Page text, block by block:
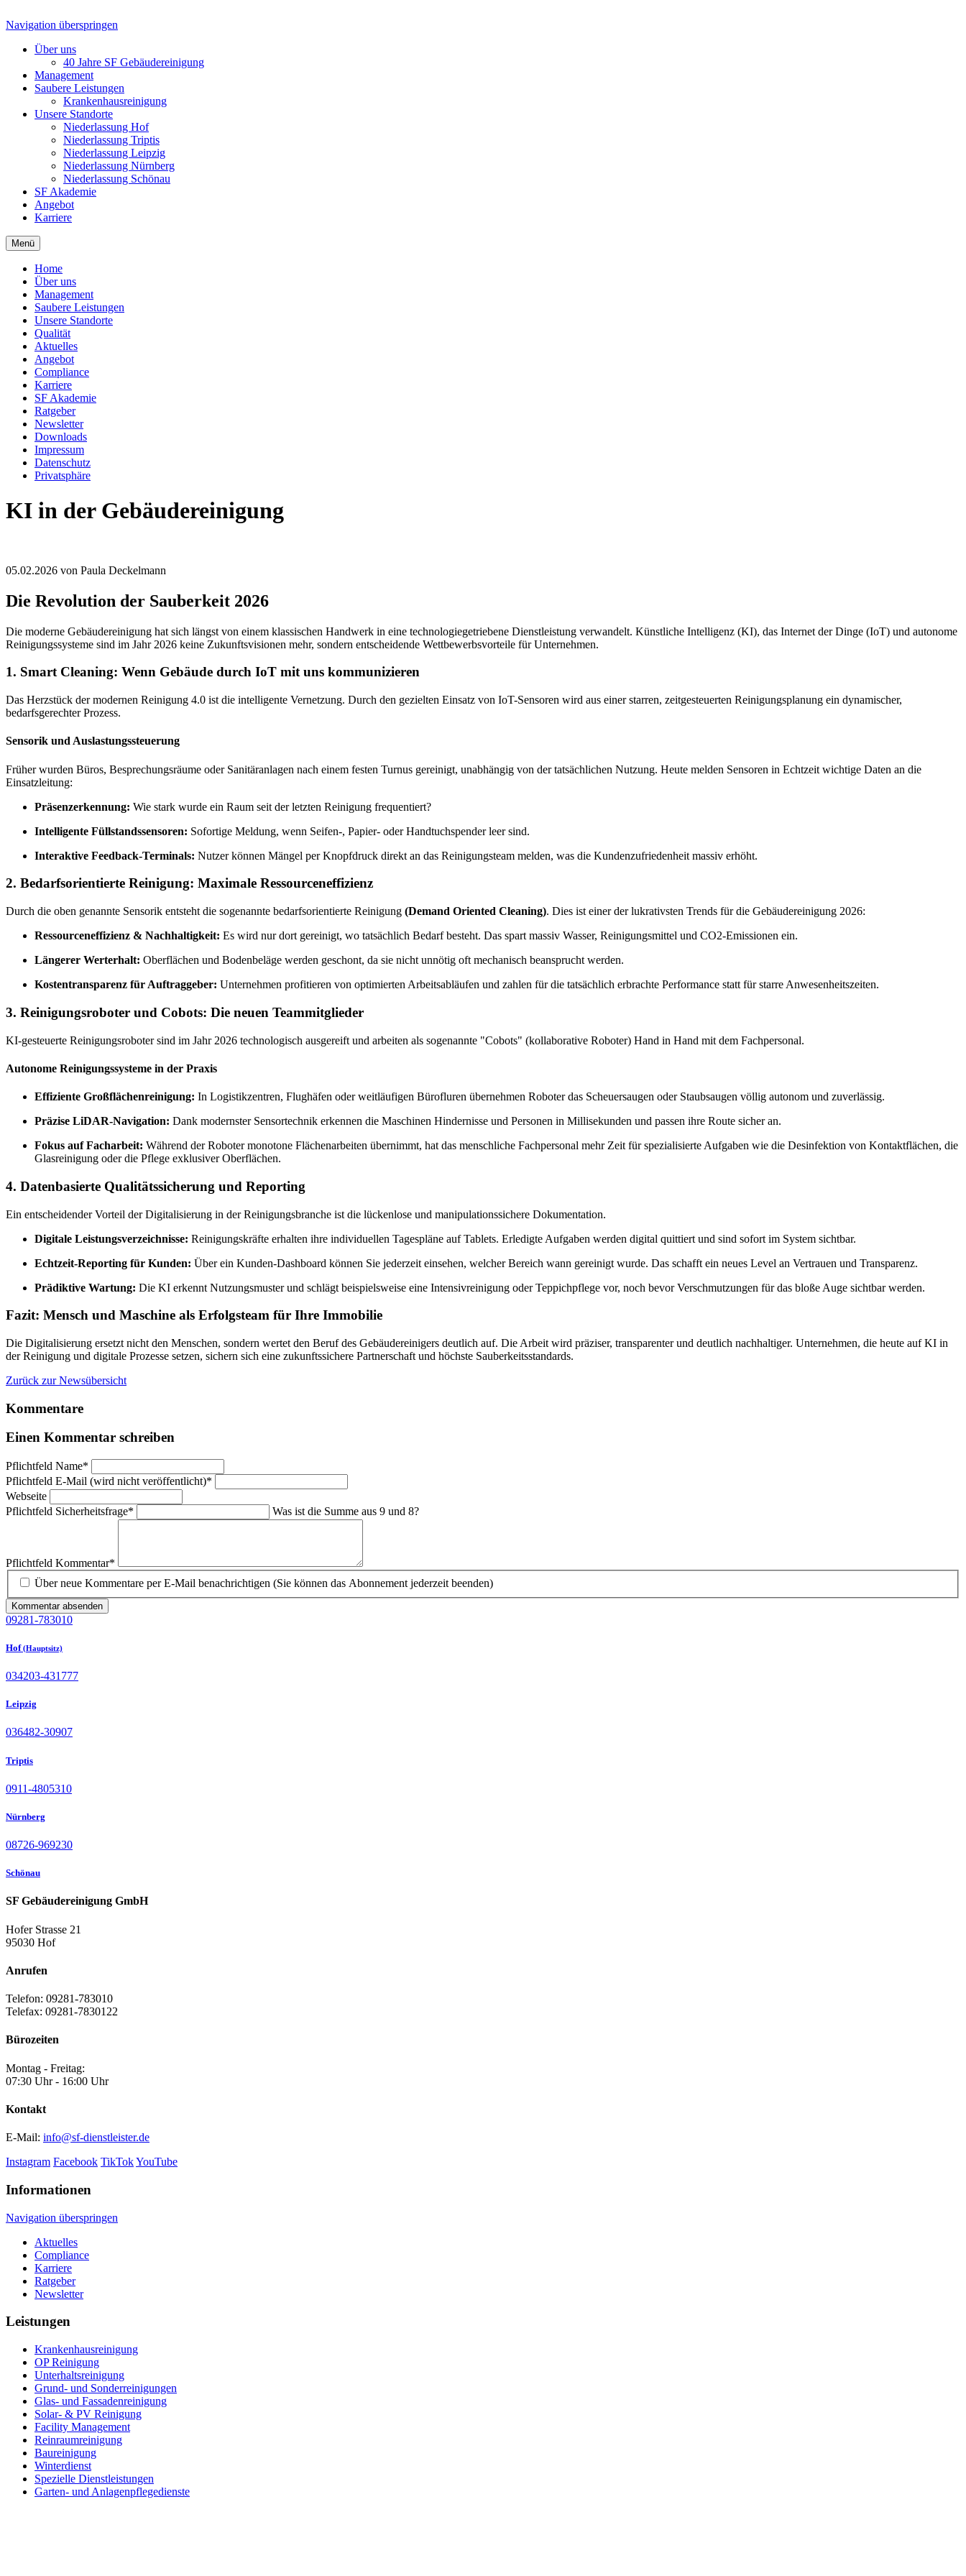
Navigation überspringen
Über uns
40 Jahre SF Gebäudereinigung
Management
Saubere Leistungen
Krankenhausreinigung
Unsere Standorte
Niederlassung Hof
Niederlassung Triptis
Niederlassung Leipzig
Niederlassung Nürnberg
Niederlassung Schönau
SF Akademie
Angebot
Karriere
Menü
Home
Über uns
Management
Saubere Leistungen
Unsere Standorte
Qualität
Aktuelles
Angebot
Compliance
Karriere
SF Akademie
Ratgeber
Newsletter
Downloads
Impressum
Datenschutz
Privatsphäre
KI in der Gebäudereinigung
05.02.2026 von Paula Deckelmann
Die Revolution der Sauberkeit 2026
Die moderne Gebäudereinigung hat sich längst von einem klassischen Handwerk in eine technologiegetriebene Dienstleistung verwandelt. Künstliche Intelligenz (KI), das Internet der Dinge (IoT) und autonome
Reinigungssysteme sind im Jahr 2026 keine Zukunftsvisionen mehr, sondern entscheidende Wettbewerbsvorteile für Unternehmen.
1. Smart Cleaning: Wenn Gebäude durch IoT mit uns kommunizieren
Das Herzstück der modernen Reinigung 4.0 ist die intelligente Vernetzung. Durch den gezielten Einsatz von IoT-Sensoren wird aus einer starren, zeitgesteuerten Reinigungsplanung ein dynamischer,
bedarfsgerechter Prozess.
Sensorik und Auslastungssteuerung
Früher wurden Büros, Besprechungsräume oder Sanitäranlagen nach einem festen Turnus gereinigt, unabhängig von der tatsächlichen Nutzung. Heute melden Sensoren in Echtzeit wichtige Daten an die
Einsatzleitung:
Präsenzerkennung: Wie stark wurde ein Raum seit der letzten Reinigung frequentiert?
Intelligente Füllstandssensoren: Sofortige Meldung, wenn Seifen-, Papier- oder Handtuchspender leer sind.
Interaktive Feedback-Terminals: Nutzer können Mängel per Knopfdruck direkt an das Reinigungsteam melden, was die Kundenzufriedenheit massiv erhöht.
2. Bedarfsorientierte Reinigung: Maximale Ressourceneffizienz
Durch die oben genannte Sensorik entsteht die sogenannte bedarfsorientierte Reinigung (Demand Oriented Cleaning). Dies ist einer der lukrativsten Trends für die Gebäudereinigung 2026:
Ressourceneffizienz & Nachhaltigkeit: Es wird nur dort gereinigt, wo tatsächlich Bedarf besteht. Das spart massiv Wasser, Reinigungsmittel und CO2-Emissionen ein.
Längerer Werterhalt: Oberflächen und Bodenbeläge werden geschont, da sie nicht unnötig oft mechanisch beansprucht werden.
Kostentransparenz für Auftraggeber: Unternehmen profitieren von optimierten Arbeitsabläufen und zahlen für die tatsächlich erbrachte Performance statt für starre Anwesenheitszeiten.
3. Reinigungsroboter und Cobots: Die neuen Teammitglieder
KI-gesteuerte Reinigungsroboter sind im Jahr 2026 technologisch ausgereift und arbeiten als sogenannte "Cobots" (kollaborative Roboter) Hand in Hand mit dem Fachpersonal.
Autonome Reinigungssysteme in der Praxis
Effiziente Großflächenreinigung: In Logistikzentren, Flughäfen oder weitläufigen Bürofluren übernehmen Roboter das Scheuersaugen oder Staubsaugen völlig autonom und zuverlässig.
Präzise LiDAR-Navigation: Dank modernster Sensortechnik erkennen die Maschinen Hindernisse und Personen in Millisekunden und passen ihre Route sicher an.
Fokus auf Facharbeit: Während der Roboter monotone Flächenarbeiten übernimmt, hat das menschliche Fachpersonal mehr Zeit für spezialisierte Aufgaben wie die Desinfektion von Kontaktflächen, die
Glasreinigung oder die Pflege exklusiver Oberflächen.
4. Datenbasierte Qualitätssicherung und Reporting
Ein entscheidender Vorteil der Digitalisierung in der Reinigungsbranche ist die lückenlose und manipulationssichere Dokumentation.
Digitale Leistungsverzeichnisse: Reinigungskräfte erhalten ihre individuellen Tagespläne auf Tablets. Erledigte Aufgaben werden digital quittiert und sind sofort im System sichtbar.
Echtzeit-Reporting für Kunden: Über ein Kunden-Dashboard können Sie jederzeit einsehen, welcher Bereich wann gereinigt wurde. Das schafft ein neues Level an Vertrauen und Transparenz.
Prädiktive Wartung: Die KI erkennt Nutzungsmuster und schlägt beispielsweise eine Intensivreinigung oder Teppichpflege vor, noch bevor Verschmutzungen für das bloße Auge sichtbar werden.
Fazit: Mensch und Maschine als Erfolgsteam für Ihre Immobilie
Die Digitalisierung ersetzt nicht den Menschen, sondern wertet den Beruf des Gebäudereinigers deutlich auf. Die Arbeit wird präziser, transparenter und deutlich nachhaltiger. Unternehmen, die heute auf KI in
der Reinigung und digitale Prozesse setzen, sichern sich eine zukunftssichere Partnerschaft und höchste Sauberkeitsstandards.
Zurück zur Newsübersicht
Kommentare
Einen Kommentar schreiben
Pflichtfeld Name*
Pflichtfeld E-Mail (wird nicht veröffentlicht)*
Webseite
Pflichtfeld Sicherheitsfrage* Was ist die Summe aus 9 und 8?
Pflichtfeld Kommentar*
Über neue Kommentare per E-Mail benachrichtigen (Sie können das Abonnement jederzeit beenden)
Kommentar absenden
09281-783010
Hof(Hauptsitz)
034203-431777
Leipzig
036482-30907
Triptis
0911-4805310
Nürnberg
08726-969230
Schönau
SF Gebäudereinigung GmbH
Hofer Strasse 21
95030 Hof
Anrufen
Telefon: 09281-783010
Telefax: 09281-7830122
Bürozeiten
Montag - Freitag:
07:30 Uhr - 16:00 Uhr
Kontakt
E-Mail: info@sf-dienstleister.de
Instagram Facebook TikTokYouTube
Informationen
Navigation überspringen
Aktuelles
Compliance
Karriere
Ratgeber
Newsletter
Leistungen
Krankenhaus­reinigung
OP Reinigung
Unterhalts­reinigung
Grund- und Sonderreinigungen
Glas- und Fassadenreinigung
Solar- & PV Reinigung
Facility Management
Reinraumreinigung
Baureinigung
Winterdienst
Spezielle Dienstleistungen
Garten- und Anlagenpflegedienste